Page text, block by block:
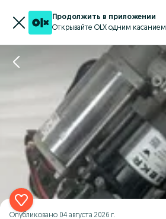
Продолжить в приложении
Открывайте OLX одним касанием
Опубликовано 04 августа 2026 г.